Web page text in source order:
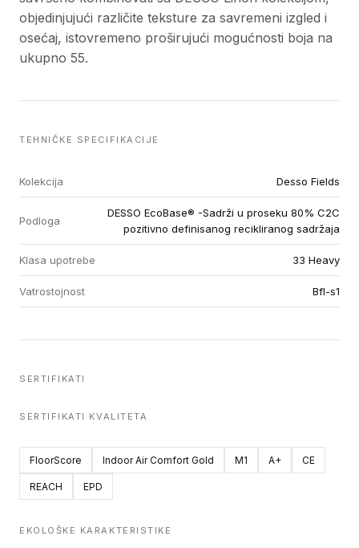
objedinjujući različite teksture za savremeni izgled i
osećaj, istovremeno proširujući mogućnosti boja na
ukupno 55.
TEHNIČKE SPECIFIKACIJE
Kolekcija Desso Fields
Podloga
DESSO EcoBase® -Sadrži u proseku 80% C2C
pozitivno definisanog recikliranog sadržaja
Klasa upotrebe 33 Heavy
Vatrostojnost Bfl-s1
SERTIFIKATI
SERTIFIKATI KVALITETA
FloorScore Indoor Air Comfort Gold M1 A+ CE
REACH EPD
EKOLOŠKE KARAKTERISTIKE